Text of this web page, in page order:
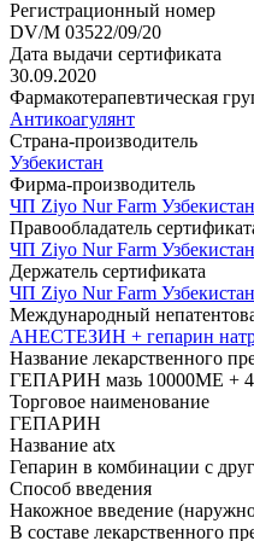
Регистрационный номер
DV/M 03522/09/20
Дата выдачи сертификата
30.09.2020
Фармакотерапевтическая
Антикоагулянт
Страна-производитель
Узбекистан
Фирма-производитель
ЧП Ziyo Nur Farm Узбекистан
Правообладатель
ЧП Ziyo Nur Farm Узбекистан
Держатель сертификата
ЧП Ziyo Nur Farm Узбекистан
Международный
АНЕСТЕЗИН + гепарин
Название лекарственного
ГЕПАРИН мазь 10000МЕ +
Торговое наименование
ГЕПАРИН
Название atx
Гепарин в комбинации с
Способ введения
Накожное введение
В составе лекарственного